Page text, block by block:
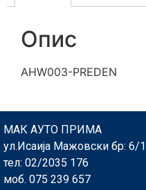
Опис
AHW003-PREDEN
МАК АУТО ПРИМА
ул.Исаија Мажовски бр: 6/
тел: 02/2035 176
моб. 075 239 657